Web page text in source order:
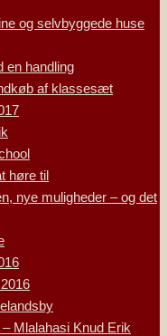
og selvbyggede huse
en handling
af klassesæt
høre til
nye muligheder – og det
Mlalahasi Knud Erik